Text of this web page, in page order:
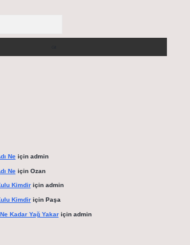
Neiçin admin
Neiçin Ozan
Kimdiriçin admin
Kimdiriçin Paşa
Kadar Yağ Yakariçin admin